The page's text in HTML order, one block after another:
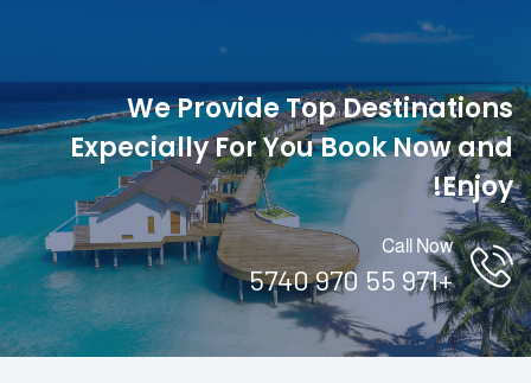
We Provide Top Destinations
Expecially For You Book Now and
Enjoy!
Call Now
+971 55 970 5740